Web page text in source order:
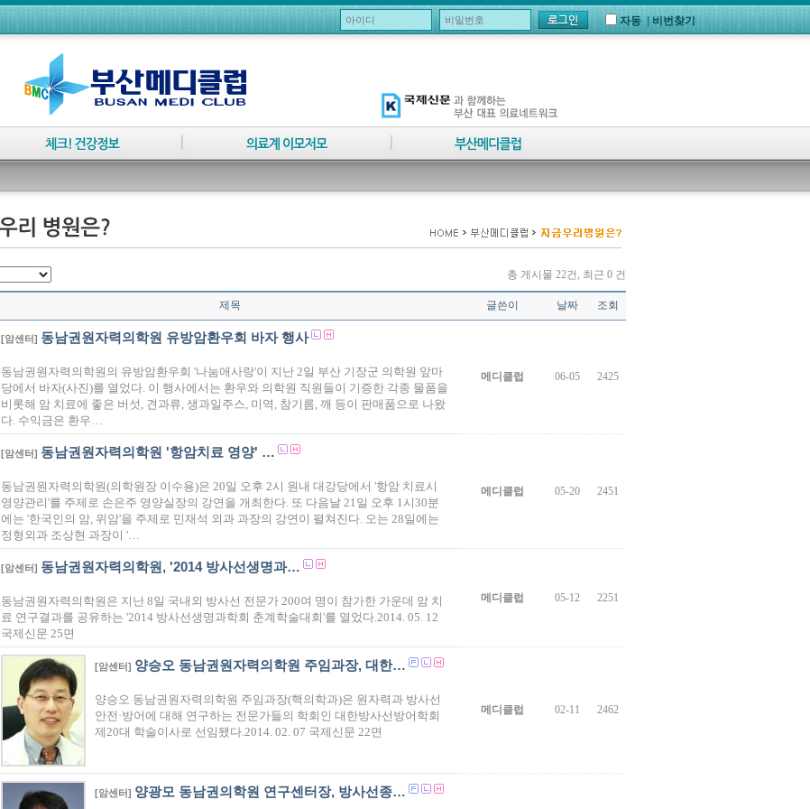
자동 비번찾기
총 게시물 22건, 최근 0 건
제목 글쓴이 날짜 조회
[암센터] 동남권원자력의학원 유방암환우회 바자 행사
동남권원자력의학원의 유방암환우회 '나눔애사랑'이 지난 2일 부산 기장군 의학원 앞마
당에서 바자(사진)를 열었다. 이 행사에서는 환우와 의학원 직원들이 기증한 각종 물품을
비롯해 암 치료에 좋은 버섯, 견과류, 생과일주스, 미역, 참기름, 깨 등이 판매품으로 나왔
다. 수익금은 환우…
메디클럽 06-05 2425
[암센터] 동남권원자력의학원 '항암치료 영양' …
동남권원자력의학원(의학원장 이수용)은 20일 오후 2시 원내 대강당에서 '항암 치료시
영양관리'를 주제로 손은주 영양실장의 강연을 개최한다. 또 다음날 21일 오후 1시30분
에는 '한국인의 암, 위암'을 주제로 민재석 외과 과장의 강연이 펼쳐진다. 오는 28일에는
정형외과 조상현 과장이 '…
메디클럽 05-20 2451
[암센터] 동남권원자력의학원, '2014 방사선생명과…
동남권원자력의학원은 지난 8일 국내외 방사선 전문가 200여 명이 참가한 가운데 암 치
료 연구결과를 공유하는 '2014 방사선생명과학회 춘계학술대회'를 열었다.2014. 05. 12
국제신문 25면
메디클럽 05-12 2251
[암센터] 양승오 동남권원자력의학원 주임과장, 대한…
양승오 동남권원자력의학원 주임과장(핵의학과)은 원자력과 방사선
안전·방어에 대해 연구하는 전문가들의 학회인 대한방사선방어학회
제20대 학술이사로 선임됐다.2014. 02. 07 국제신문 22면
메디클럽 02-11 2462
[암센터] 양광모 동남권의학원 연구센터장, 방사선종…